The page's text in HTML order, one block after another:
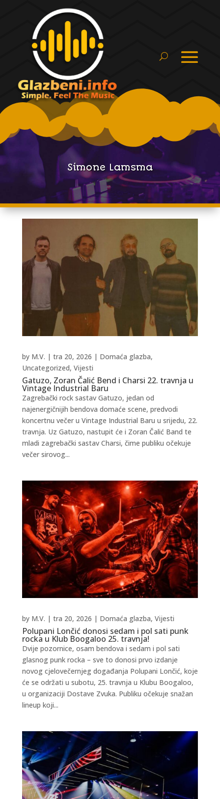
Simone Lamsma
Gatuzo, Zoran Čalić Bend i Charsi 22. travnja u
Vintage Industrial Baru
by M.V. | tra 20, 2026 | Domaća glazba,
Uncategorized, Vijesti
Zagrebački rock sastav Gatuzo, jedan od
najenergičnijih bendova domaće scene, predvodi
koncertnu večer u Vintage Industrial Baru u srijedu, 22.
travnja. Uz Gatuzo, nastupit će i Zoran Čalić Band te
mladi zagrebački sastav Charsi, čime publiku očekuje
večer sirovog...
Polupani Lončić donosi sedam i pol sati punk
rocka u Klub Boogaloo 25. travnja!
by M.V. | tra 20, 2026 | Domaća glazba, Vijesti
Dvije pozornice, osam bendova i sedam i pol sati
glasnog punk rocka – sve to donosi prvo izdanje
novog cjelovečernjeg događanja Polupani Lončić, koje
će se održati u subotu, 25. travnja u Klubu Boogaloo,
u organizaciji Dostave Zvuka. Publiku očekuje snažan
lineup koji...